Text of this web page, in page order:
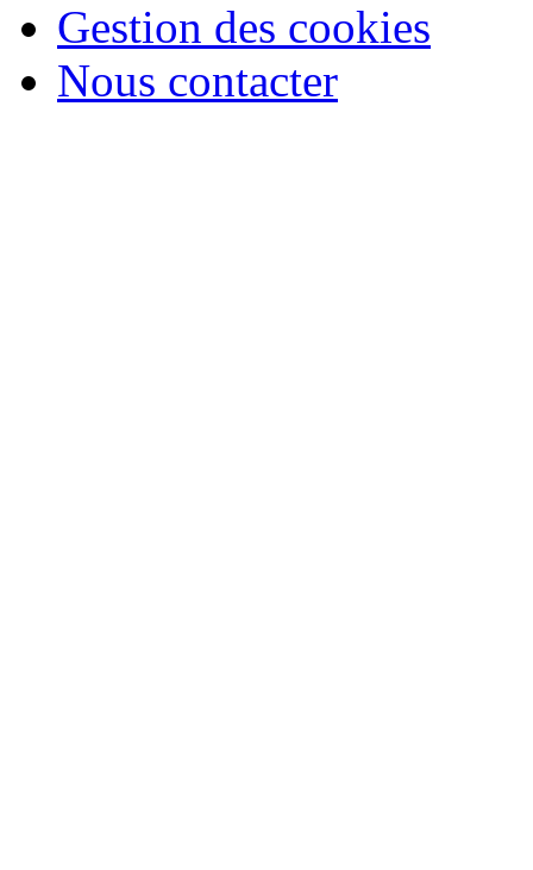
Gestion des cookies
Nous contacter